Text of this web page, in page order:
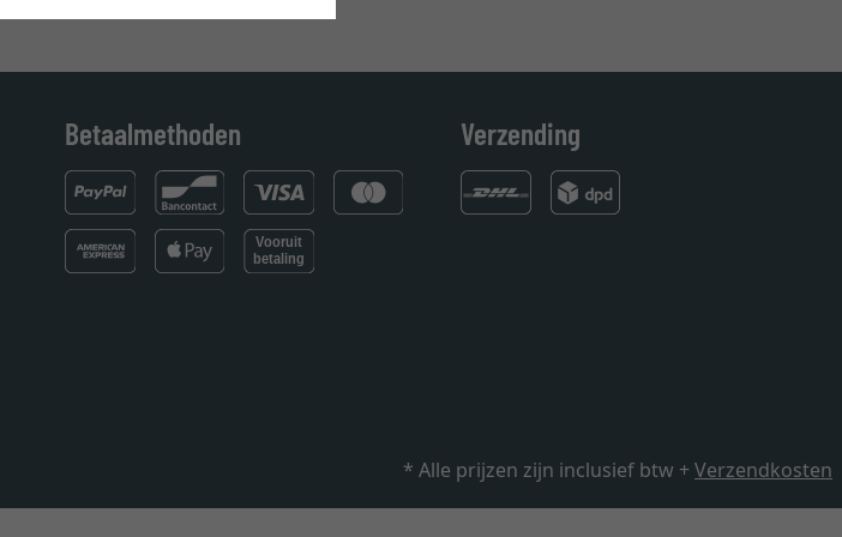
Betaalmethoden Verzending
* Alle prijzen zijn inclusief btw +Verzendkosten